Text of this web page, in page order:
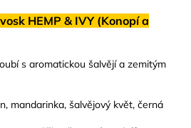
HEMP & IVY (Konopí a
s aromatickou šalvějí a zemitým
mandarinka, šalvějový květ, černá